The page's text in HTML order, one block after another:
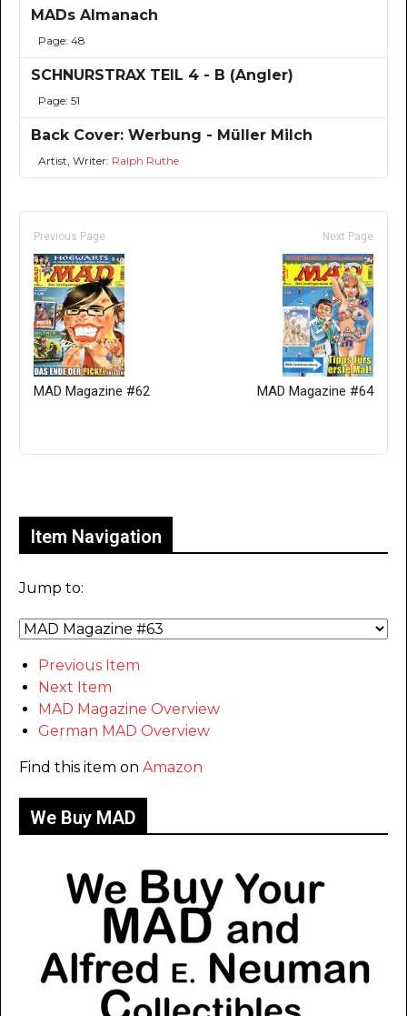
MADs Almanach
Page: 48
SCHNURSTRAX TEIL 4 - B (Angler)
Page: 51
Back Cover: Werbung - Müller Milch
Artist, Writer: Ralph Ruthe
Previous Page
MAD Magazine #62
Next Page
MAD Magazine #64
Item Navigation
Jump to:
Previous Item
Next Item
MAD Magazine Overview
German MAD Overview
Find this item on Amazon
We Buy MAD